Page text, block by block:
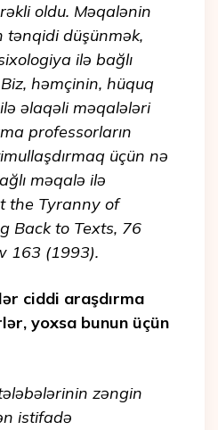
oldu. Məqalənin
tənqidi düşünmək,
ilə bağlı
həmçinin, hüquq
əlaqəli məqalələri
professorların
üçün nə
məqalə ilə
the Tyranny of
Back to Texts, 76
163 (1993).
ciddi araşdırma
yoxsa bunun üçün
zəngin
istifadə